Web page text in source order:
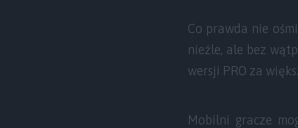
Co prawda nie
nieźle, ale bez
wersji PRO za
Mobilni gracze